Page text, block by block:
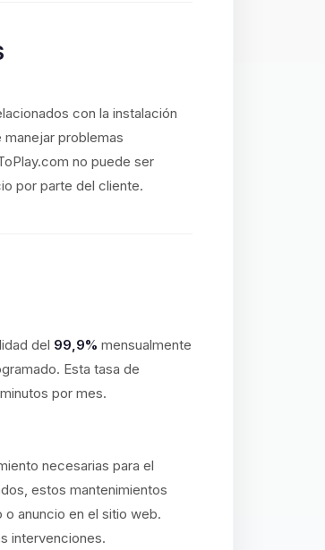
con la instalación
problemas
no puede ser
por parte del cliente.
del 99,9% mensualmente
Esta tasa de
por mes.
necesarias para el
estos mantenimientos
anuncio en el sitio web.
intervenciones.